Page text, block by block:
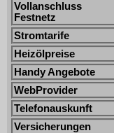
Vollanschluss
Festnetz
Stromtarife
Heizölpreise
Handy Angebote
WebProvider
Telefonauskunft
Versicherungen